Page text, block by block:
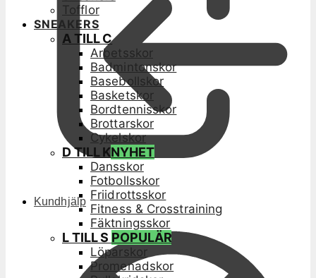
Kundhjälp
Tofflor
SNEAKERS
A TILL C
Arbetsskor
Badmintonskor
Basebollskor
Basketskor
Bordtennisskor
Brottarskor
Cykelskor
D TILL KNYHET
Dansskor
Fotbollsskor
Friidrottsskor
Fitness & Crosstraining
Fäktningsskor
L TILL S POPULÄR
Löparskor
Promenadskor